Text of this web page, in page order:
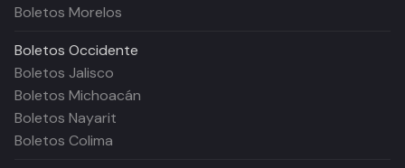
Boletos Morelos
Boletos Occidente
Boletos Jalisco
Boletos Michoacán
Boletos Nayarit
Boletos Colima